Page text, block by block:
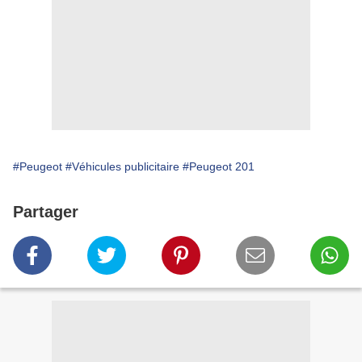
#Peugeot #Véhicules publicitaire #Peugeot 201
Partager